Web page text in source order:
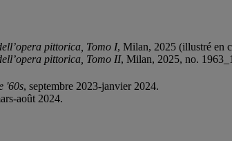
pittorica, Tomo I, Milan, 2025 (illustré en
pittorica, Tomo II, Milan, 2025, no.
'60s, septembre 2023-janvier 2024.
août 2024.